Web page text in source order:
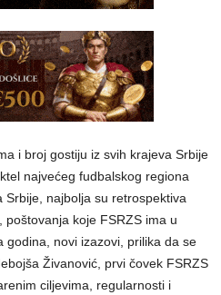
i broj gostiju iz svih krajeva Srbije
najvećeg fudbalskog regiona
najbolja su retrospektiva
koje FSRZS ima u
godina, novi izazovi, prilika da se
Živanović, prvi čovek FSRZS
ciljevima, regularnosti i